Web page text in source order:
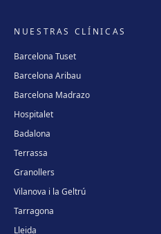
NUESTRAS CLÍNICAS
Barcelona Tuset
Barcelona Aribau
Barcelona Madrazo
Hospitalet
Badalona
Terrassa
Granollers
Vilanova i la Geltrú
Tarragona
Lleida